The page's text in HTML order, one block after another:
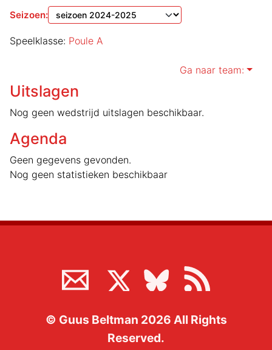
Seizoen:
Speelklasse: Poule A
Ga naar team:
Uitslagen
Nog geen wedstrijd uitslagen beschikbaar.
Agenda
Geen gegevens gevonden.
Nog geen statistieken beschikbaar
© Guus Beltman 2026 All Rights
Reserved.